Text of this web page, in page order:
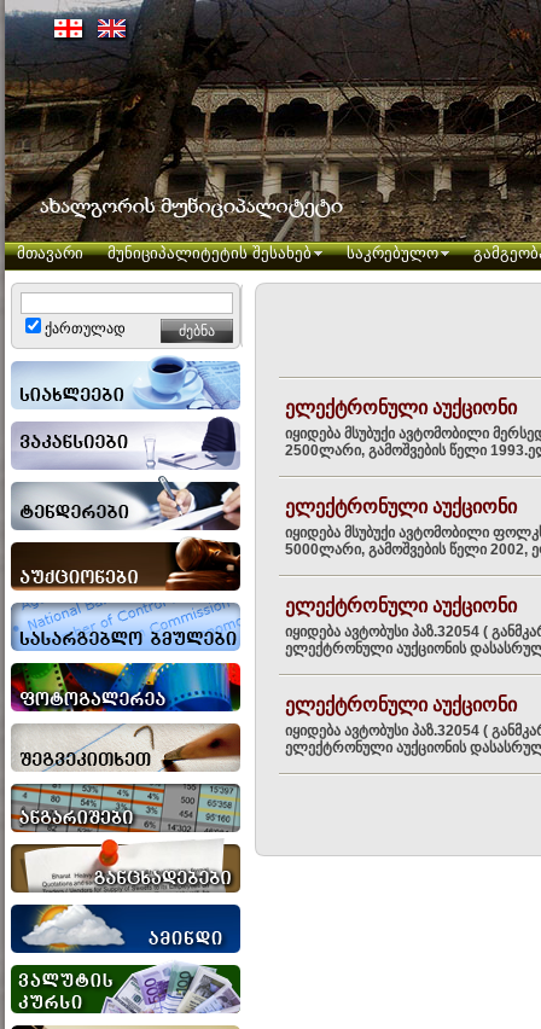
მთავარი მუნიციპალიტეტის შესახებ საკრებულო
ქართულად
ელექტრონული აუქციონი
იყიდება მსუბუქი ავტომობილი
2500ლარი, გამოშვების წელი
ელექტრონული აუქციონი
იყიდება მსუბუქი ავტომობილი
5000ლარი, გამოშვების წელი 2002,
ელექტრონული აუქციონი
იყიდება ავტობუსი პაზ.32054 (
ელექტრონული აუქციონის
ელექტრონული აუქციონი
იყიდება ავტობუსი პაზ.32054 (
ელექტრონული აუქციონის